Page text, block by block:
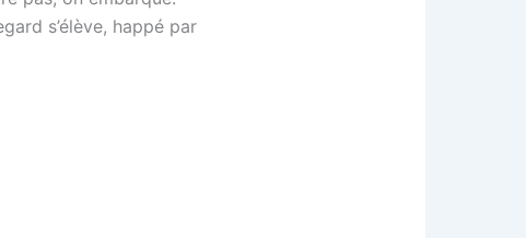
s’élève, happé par